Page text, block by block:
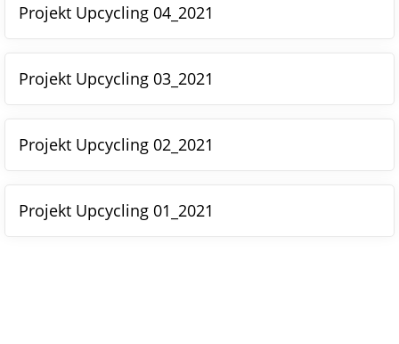
Projekt Upcycling 04_2021
Projekt Upcycling 03_2021
Projekt Upcycling 02_2021
Projekt Upcycling 01_2021